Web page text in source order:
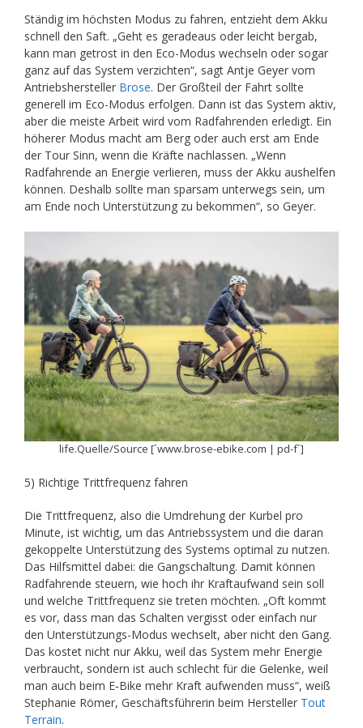
Ständig im höchsten Modus zu fahren, entzieht dem Akku
schnell den Saft. „Geht es geradeaus oder leicht bergab,
kann man getrost in den Eco-Modus wechseln oder sogar
ganz auf das System verzichten“, sagt Antje Geyer vom
Antriebshersteller Brose. Der Großteil der Fahrt sollte
generell im Eco-Modus erfolgen. Dann ist das System aktiv,
aber die meiste Arbeit wird vom Radfahrenden erledigt. Ein
höherer Modus macht am Berg oder auch erst am Ende
der Tour Sinn, wenn die Kräfte nachlassen. „Wenn
Radfahrende an Energie verlieren, muss der Akku aushelfen
können. Deshalb sollte man sparsam unterwegs sein, um
am Ende noch Unterstützung zu bekommen“, so Geyer.
life.Quelle/Source [´www.brose-ebike.com | pd-f´]
5) Richtige Trittfrequenz fahren
Die Trittfrequenz, also die Umdrehung der Kurbel pro
Minute, ist wichtig, um das Antriebssystem und die daran
gekoppelte Unterstützung des Systems optimal zu nutzen.
Das Hilfsmittel dabei: die Gangschaltung. Damit können
Radfahrende steuern, wie hoch ihr Kraftaufwand sein soll
und welche Trittfrequenz sie treten möchten. „Oft kommt
es vor, dass man das Schalten vergisst oder einfach nur
den Unterstützungs-Modus wechselt, aber nicht den Gang.
Das kostet nicht nur Akku, weil das System mehr Energie
verbraucht, sondern ist auch schlecht für die Gelenke, weil
man auch beim E‑Bike mehr Kraft aufwenden muss“, weiß
Stephanie Römer, Geschäftsführerin beim Hersteller Tout
Terrain.